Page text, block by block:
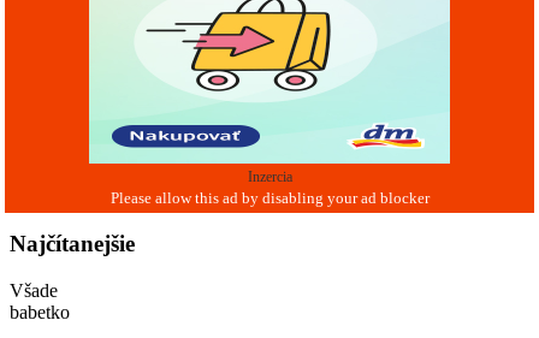
Inzercia
Najčítanejšie
Všade
babetko